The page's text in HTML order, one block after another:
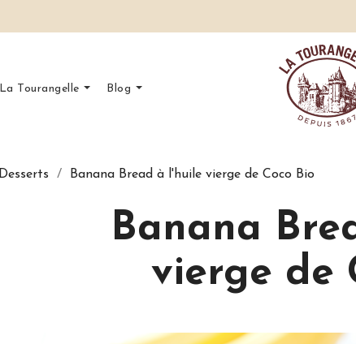
La Tourangelle Blog
Desserts Banana Bread à l'huile vierge de Coco Bio
Banana
vierge de